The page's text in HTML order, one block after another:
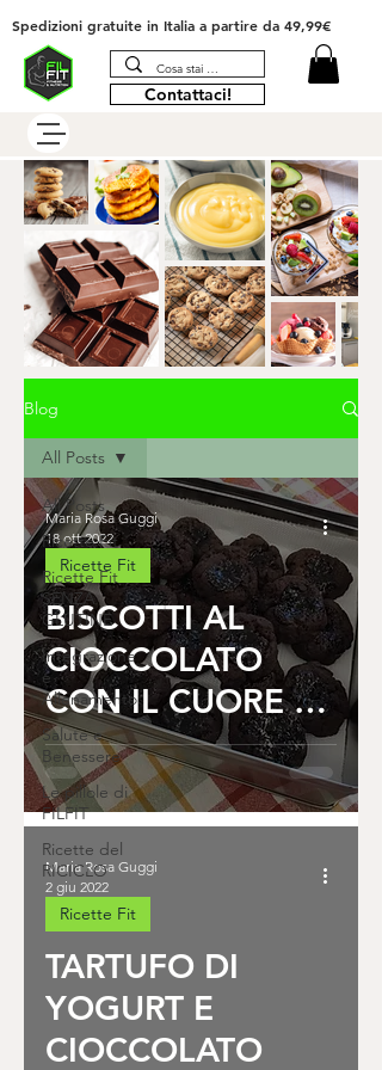
Spedizioni gratuite in Italia a partire da 49,99€
Contattaci!
Blog
All Posts
Ricette Fit
Ricette Fit
SENZA
GLUTINE
Integrazione
e
Allenamento
Salute e
Benessere
Le pillole di
FILFIT
Ricette del
RICICLO
All Posts
BISCOTTI AL
CIOCCOLATO
CON IL CUORE DI
MARMELLATA
Ricette Fit
Maria Rosa Guggi
18 ott 2022
TARTUFO DI
YOGURT E
CIOCCOLATO
Ricette Fit
Maria Rosa Guggi
2 giu 2022